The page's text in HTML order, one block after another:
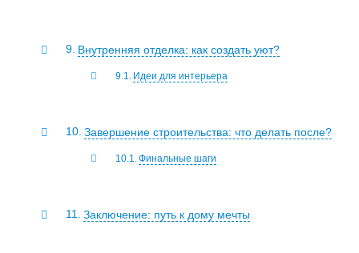
Внутренняя отделка: как создать уют?
Идеи для интерьера
Завершение строительства: что делать после?
Финальные шаги
Заключение: путь к дому мечты